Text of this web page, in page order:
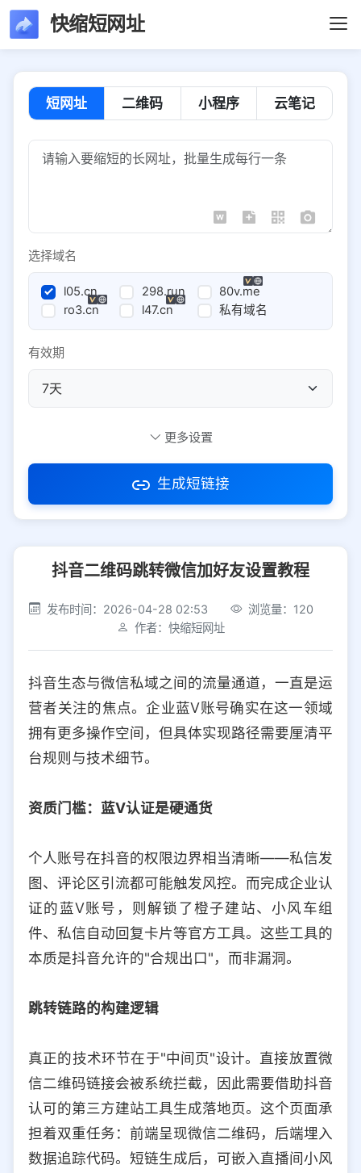
快缩短网址
短网址 二维码 小程序 云笔记
选择域名
l05.cn 298.run
80v.me
ro3.cn
l47.cn 私有域名
有效期
访问密码
社交平台 电商平台
选择防红平台类型，避免链接被拦截
iOS Android PC 其他
选择允许访问的平台类型
更多设置
生成短链接
抖音二维码跳转微信加好友设置教程
发布时间：2026-04-28 02:53
浏览量：120
作者：快缩短网址
抖音生态与微信私域之间的流量通道，一直是运
营者关注的焦点。企业蓝V账号确实在这一领域
拥有更多操作空间，但具体实现路径需要厘清平
台规则与技术细节。
资质门槛：蓝V认证是硬通货
个人账号在抖音的权限边界相当清晰——私信发
图、评论区引流都可能触发风控。而完成企业认
证的蓝V账号，则解锁了橙子建站、小风车组
件、私信自动回复卡片等官方工具。这些工具的
本质是抖音允许的"合规出口"，而非漏洞。
跳转链路的构建逻辑
真正的技术环节在于"中间页"设计。直接放置微
信二维码链接会被系统拦截，因此需要借助抖音
认可的第三方建站工具生成落地页。这个页面承
担着双重任务：前端呈现微信二维码，后端埋入
数据追踪代码。短链生成后，可嵌入直播间小风